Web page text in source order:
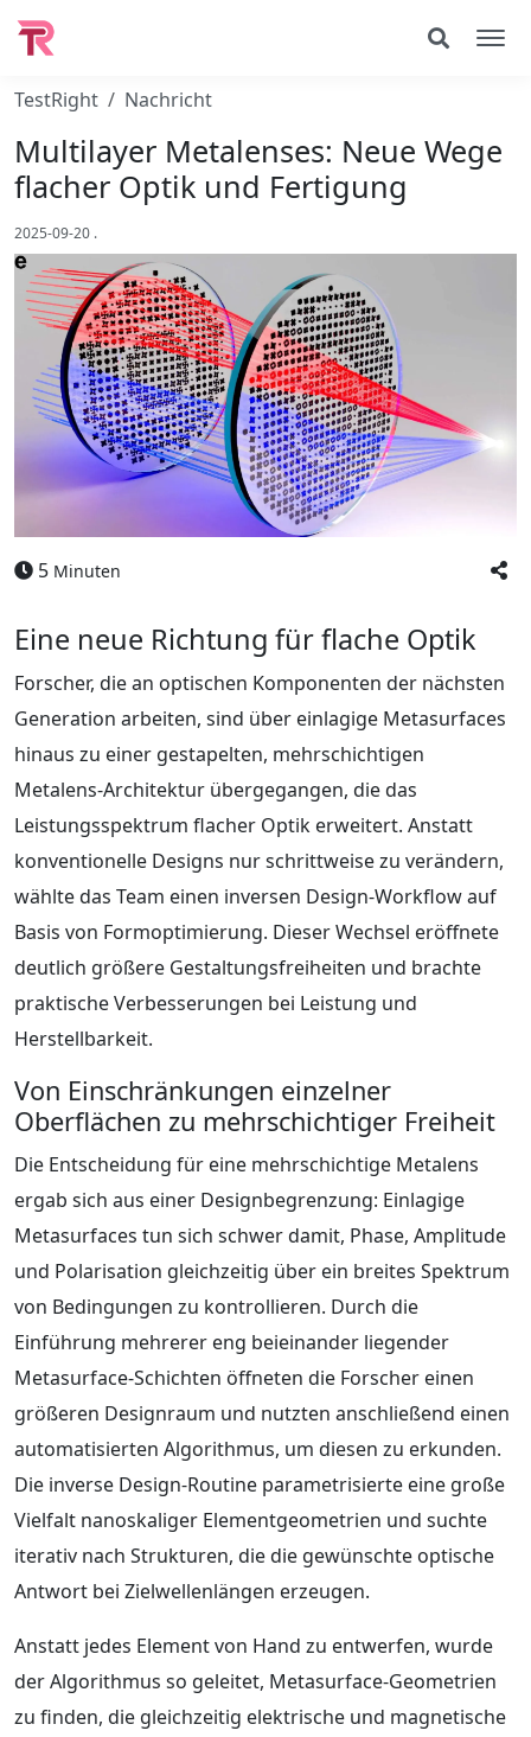
TestRight Nachricht
Multilayer Metalenses: Neue Wege
flacher Optik und Fertigung
2025-09-20 .
5 Minuten
Eine neue Richtung für flache Optik
Forscher, die an optischen Komponenten der nächsten
Generation arbeiten, sind über einlagige Metasurfaces
hinaus zu einer gestapelten, mehrschichtigen
Metalens-Architektur übergegangen, die das
Leistungsspektrum flacher Optik erweitert. Anstatt
konventionelle Designs nur schrittweise zu verändern,
wählte das Team einen inversen Design-Workflow auf
Basis von Formoptimierung. Dieser Wechsel eröffnete
deutlich größere Gestaltungsfreiheiten und brachte
praktische Verbesserungen bei Leistung und
Herstellbarkeit.
Von Einschränkungen einzelner
Oberflächen zu mehrschichtiger Freiheit
Die Entscheidung für eine mehrschichtige Metalens
ergab sich aus einer Designbegrenzung: Einlagige
Metasurfaces tun sich schwer damit, Phase, Amplitude
und Polarisation gleichzeitig über ein breites Spektrum
von Bedingungen zu kontrollieren. Durch die
Einführung mehrerer eng beieinander liegender
Metasurface-Schichten öffneten die Forscher einen
größeren Designraum und nutzten anschließend einen
automatisierten Algorithmus, um diesen zu erkunden.
Die inverse Design-Routine parametrisierte eine große
Vielfalt nanoskaliger Elementgeometrien und suchte
iterativ nach Strukturen, die die gewünschte optische
Antwort bei Zielwellenlängen erzeugen.
Anstatt jedes Element von Hand zu entwerfen, wurde
der Algorithmus so geleitet, Metasurface-Geometrien
zu finden, die gleichzeitig elektrische und magnetische